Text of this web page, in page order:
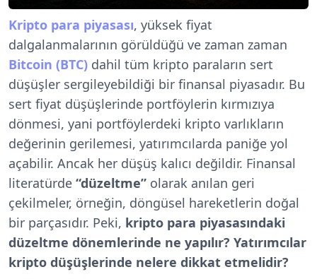
Kripto para piyasası, yüksek fiyat
dalgalanmalarının görüldüğü ve zaman zaman
Bitcoin (BTC) dahil tüm kripto paraların sert
düşüşler sergileyebildiği bir finansal piyasadır. Bu
sert fiyat düşüşlerinde portföylerin kırmızıya
dönmesi, yani portföylerdeki kripto varlıkların
değerinin gerilemesi, yatırımcılarda paniğe yol
açabilir. Ancak her düşüş kalıcı değildir. Finansal
literatürde “düzeltme” olarak anılan geri
çekilmeler, örneğin, döngüsel hareketlerin doğal
bir parçasıdır. Peki, kripto para piyasasındaki
düzeltme dönemlerinde ne yapılır? Yatırımcılar
kripto düşüşlerinde nelere dikkat etmelidir?